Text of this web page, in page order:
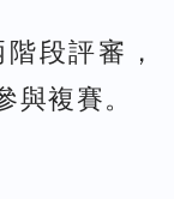
段評審，
與複賽。